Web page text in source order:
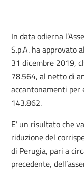
In data odierna
S.p.A. ha approvato
31 dicembre 2019,
78.564, al netto di
accantonamenti per
143.862.
E’ un risultato che
riduzione del
di Perugia, pari a
precedente,